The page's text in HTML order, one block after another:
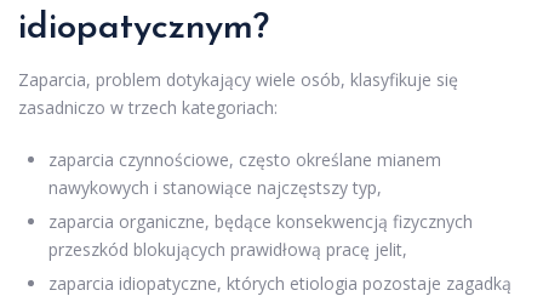
idiopatycznym?
Zaparcia, problem dotykający wiele osób, klasyfikuje się
zasadniczo w trzech kategoriach:
zaparcia czynnościowe, często określane mianem
nawykowych i stanowiące najczęstszy typ,
zaparcia organiczne, będące konsekwencją fizycznych
przeszkód blokujących prawidłową pracę jelit,
zaparcia idiopatyczne, których etiologia pozostaje zagadką